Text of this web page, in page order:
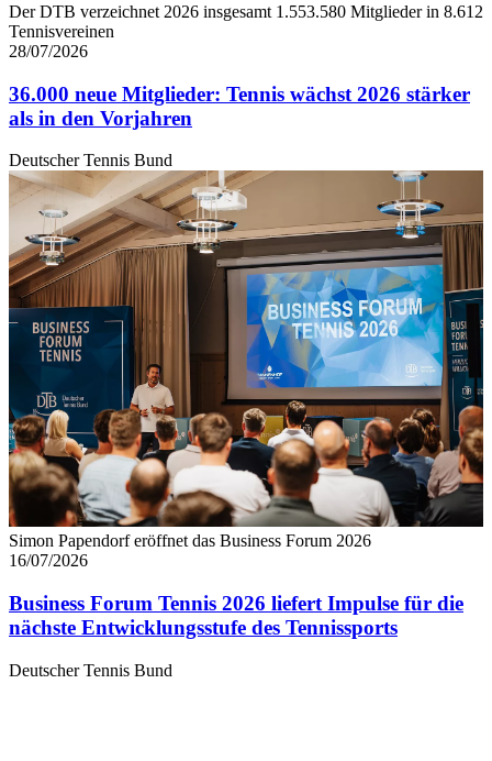
Der DTB verzeichnet 2026 insgesamt 1.553.580 Mitglieder in 8.612
Tennisvereinen
28/07/2026
36.000 neue Mitglieder: Tennis wächst 2026 stärker
als in den Vorjahren
Deutscher Tennis Bund
Simon Papendorf eröffnet das Business Forum 2026
16/07/2026
Business Forum Tennis 2026 liefert Impulse für die
nächste Entwicklungsstufe des Tennissports
Deutscher Tennis Bund